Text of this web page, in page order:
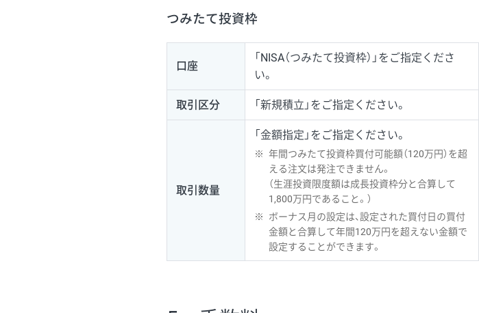
つみたて投資枠
口座
「NISA（つみたて投資枠）」をご指定くださ
い。
取引区分 「新規積立」をご指定ください。
取引数量
「金額指定」をご指定ください。
※ 年間つみたて投資枠買付可能額（120万円）を超
える注文は発注できません。
（生涯投資限度額は成長投資枠分と合算して
1,800万円であること。）
※
ボーナス月の設定は、設定された買付日の買付
金額と合算して年間120万円を超えない金額で
設定することができます。